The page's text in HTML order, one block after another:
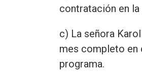
contratación en la
c) La señora
mes completo en
programa.